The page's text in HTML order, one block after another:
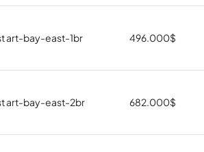
art-bay-east-1br 496.000$
art-bay-east-2br 682.000$